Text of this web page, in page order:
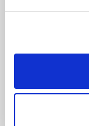
SupraBazar